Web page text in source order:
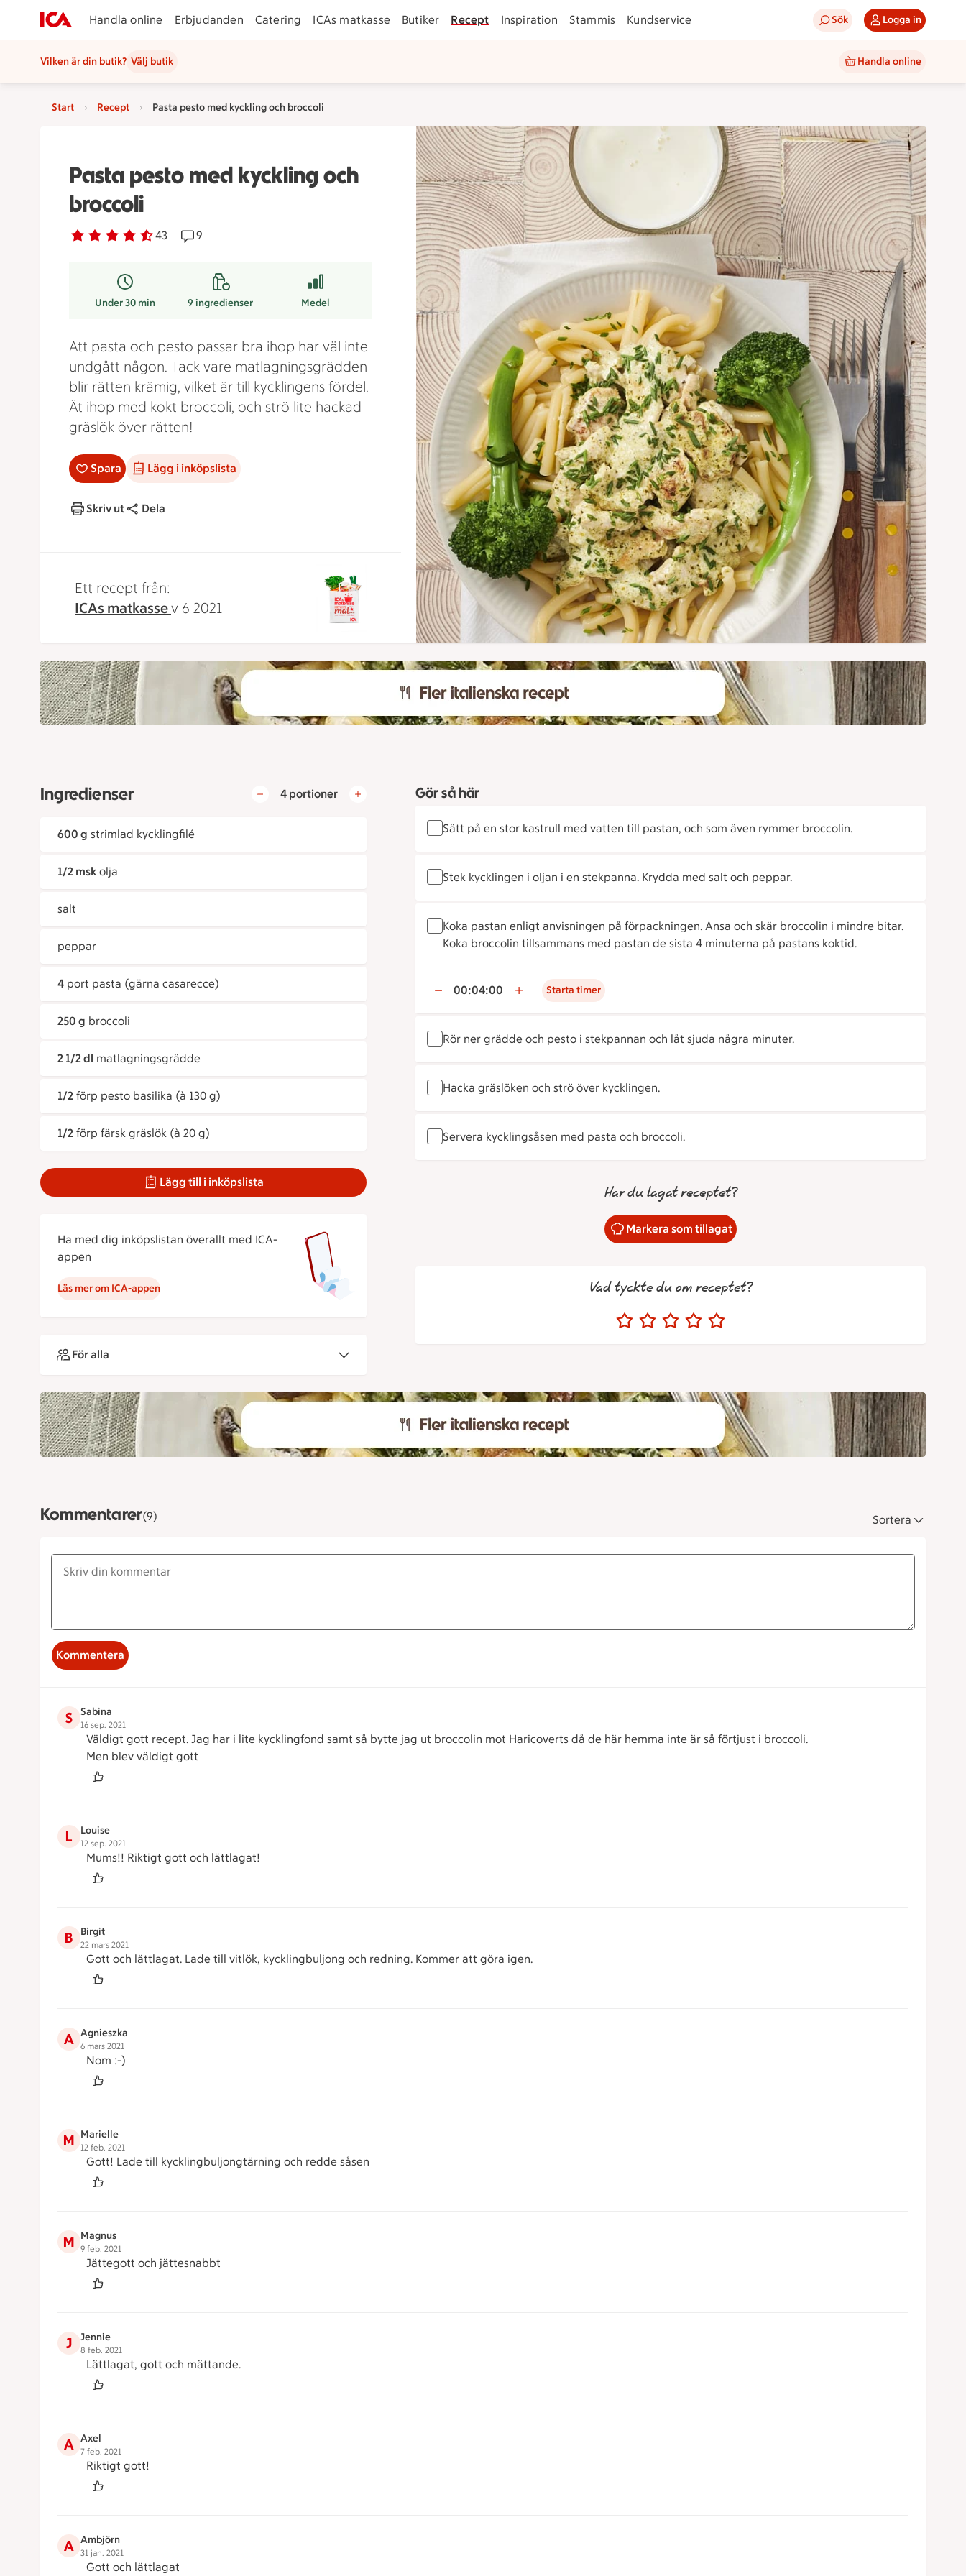
Handla online Erbjudanden Catering ICAs matkasse Butiker Recept Inspiration Stammis Kundservice Sök Logga in
Vilken är din butik? Välj butik Handla online
Start Recept Pasta pesto med kyckling och broccoli
Pasta pesto med kyckling och
broccoli
Betyg 4.4 av 5. 43
43 personer har röstatReceptet har 9 kommentarer
9
Under 30 min 9ingredienser Medel
Att pasta och pesto passar bra ihop har väl inte
undgått någon. Tack vare matlagningsgrädden
blir rätten krämig, vilket är till kycklingens fördel.
Ät ihop med kokt broccoli, och strö lite hackad
gräslök över rätten!
Spara Lägg i inköpslista
Skriv ut Dela
Ett recept från:
ICAs matkassev 6 2021
Ingredienser 4 portioner
600 g strimlad kycklingfilé
1/2 msk olja
salt
peppar
4 port pasta (gärna casarecce)
250 g broccoli
2 1/2 dl matlagningsgrädde
1/2 förp pesto basilika (à 130 g)
1/2 förp färsk gräslök (à 20 g)
Lägg till i inköpslista
Ha med dig inköpslistan överallt med ICA-
appen
Läs mer om ICA-appen
För alla
Gör så här
Sätt på en stor kastrull med vatten till pastan, och som även rymmer broccolin.
Stek kycklingen i oljan i en stekpanna. Krydda med salt och peppar.
Koka pastan enligt anvisningen på förpackningen. Ansa och skär broccolin i mindre bitar.
Koka broccolin tillsammans med pastan de sista 4 minuterna på pastans koktid.
00:04:00 Starta timer
Rör ner grädde och pesto i stekpannan och låt sjuda några minuter.
Hacka gräslöken och strö över kycklingen.
Servera kycklingsåsen med pasta och broccoli.
Har du lagat receptet?
Markera som tillagat
Vad tyckte du om receptet?
Kommentarer(9) Sortera
Kommentera
S Sabina
16 sep. 2021
Väldigt gott recept. Jag har i lite kycklingfond samt så bytte jag ut broccolin mot Haricoverts då de här hemma inte är så förtjust i broccoli.
Men blev väldigt gott
L Louise
12 sep. 2021
Mums!! Riktigt gott och lättlagat!
B Birgit
22 mars 2021
Gott och lättlagat. Lade till vitlök, kycklingbuljong och redning. Kommer att göra igen.
A Agnieszka
6 mars 2021
Nom :-)
M Marielle
12 feb. 2021
Gott! Lade till kycklingbuljongtärning och redde såsen
M Magnus
9 feb. 2021
Jättegott och jättesnabbt
J Jennie
8 feb. 2021
Lättlagat, gott och mättande.
A Axel
7 feb. 2021
Riktigt gott!
A Ambjörn
31 jan. 2021
Gott och lättlagat